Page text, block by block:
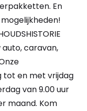
En
auto, caravan,
tot en met vrijdag
van 9.00 uur
maand. Kom